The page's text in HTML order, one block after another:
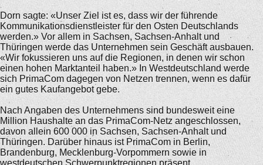
Dorn sagte: «Unser Ziel ist es, dass wir der führende
Kommunikationsdienstleister für den Osten Deutschlands
werden.» Vor allem in Sachsen, Sachsen-Anhalt und
Thüringen werde das Unternehmen sein Geschäft ausbauen.
«Wir fokussieren uns auf die Regionen, in denen wir schon
einen hohen Marktanteil haben.» In Westdeutschland werde
sich PrimaCom dagegen von Netzen trennen, wenn es dafür
ein gutes Kaufangebot gebe.
Nach Angaben des Unternehmens sind bundesweit eine
Million Haushalte an das PrimaCom-Netz angeschlossen,
davon allein 600 000 in Sachsen, Sachsen-Anhalt und
Thüringen. Darüber hinaus ist PrimaCom in Berlin,
Brandenburg, Mecklenburg-Vorpommern sowie in
westdeutschen Schwerpunktregionen präsent.